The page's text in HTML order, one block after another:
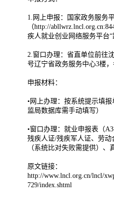
1.网上申报：国家政务服务
（http://
疾人就业创业网络服务平台“
2.窗口办理：省直单位前往
号辽宁省政务服务中心3楼
申报材料：
•网上办理：按系统提示填
监局数据库需手动填写）
•窗口办理：就业申报表（
残疾人证/残疾军人证、劳
（系统比对失败需提供）、
原文链接：
http://www.lncl.org.cn/lncl/
729/index.shtml